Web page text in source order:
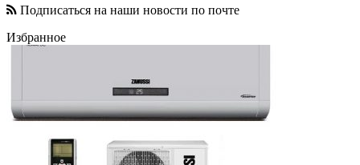
Подписаться на наши новости по почте
Избранное